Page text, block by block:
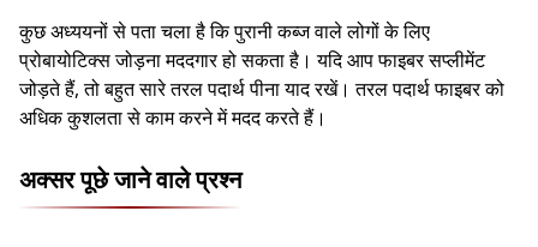
कुछ अध्ययनों से पता चला है कि पुरानी कब्ज वाले लोगों के लिए
प्रोबायोटिक्स जोड़ना मददगार हो सकता है। यदि आप फाइबर सप्लीमेंट
जोड़ते हैं, तो बहुत सारे तरल पदार्थ पीना याद रखें। तरल पदार्थ फाइबर को
अधिक कुशलता से काम करने में मदद करते हैं।
अक्सर पूछे जाने वाले प्रश्न